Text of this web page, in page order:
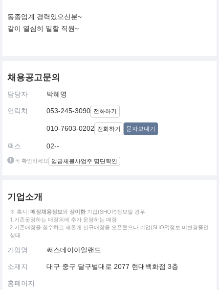
동종업계 경력있으신분~
같이 열심히 일할 직원~
채용공고문의
담당자 박혜영
연락처 053-245-3090 전화하기
010-7603-0202 전화하기 문자보내기
팩스 02--
꼭 확인하세요 임금체불사업주 명단확인
기업소개
※ 혹시! 매장채용정보와 상이한 기업(SHOP)정보일 경우
1.기존운영하는 매장외에 추가 운영하는 매장
2.기존매장을 철수하고 새롭게 신규매장을 오픈했으나 기업(SHOP)정보 미변경중인
상태
기업명 써스데이아일랜드
소재지 대구 중구 달구벌대로 2077 현대백화점 3층
홈페이지